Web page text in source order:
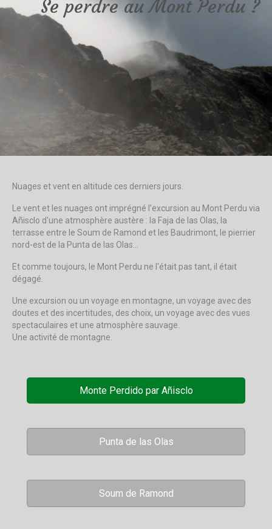
Se perdre au Mont Perdu ?
Nuages et vent en altitude ces derniers jours.
Le vent et les nuages ont imprégné l'excursion au Mont Perdu via
Añisclo d'une atmosphère austère : la Faja de las Olas, la
terrasse entre le Soum de Ramond et les Baudrimont, le pierrier
nord-est de la Punta de las Olas...
Et comme toujours, le Mont Perdu ne l'était pas tant, il était
dégagé.
Une excursion ou un voyage en montagne, un voyage avec des
doutes et des incertitudes, des choix, un voyage avec des vues
spectaculaires et une atmosphère sauvage.
Une activité de montagne.
Monte Perdido par Añisclo
Punta de las Olas
Soum de Ramond